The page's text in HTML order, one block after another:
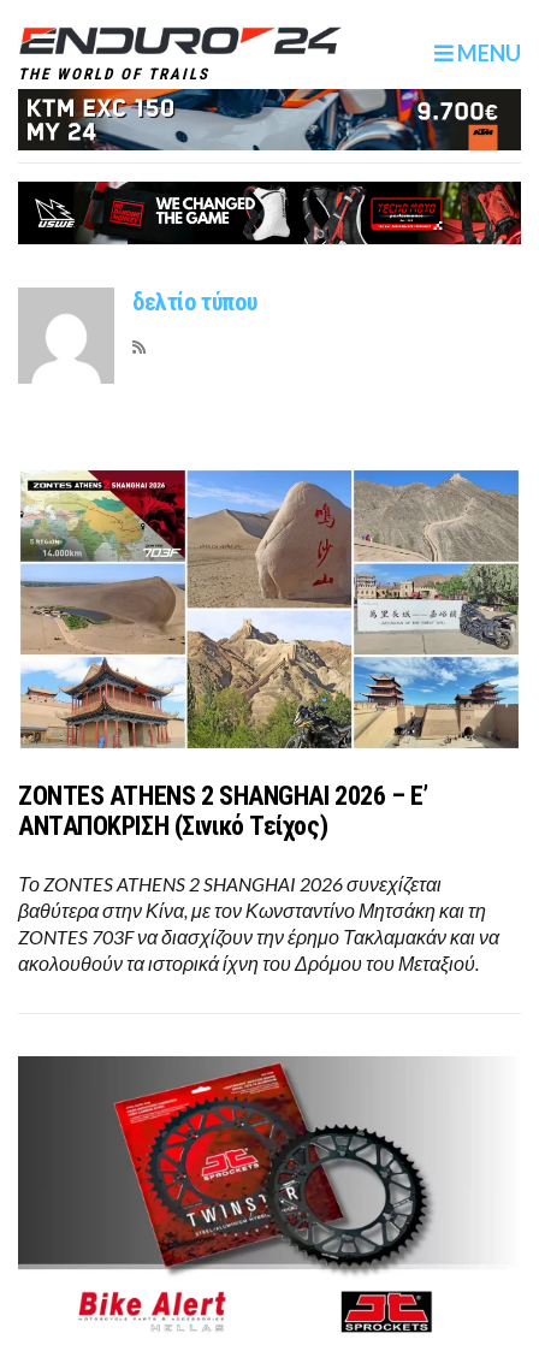
THE WORLD OF TRAILS
MENU
δελτίο τύπου
ZONTES ATHENS 2 SHANGHAI 2026 – Ε’
ΑΝΤΑΠΟΚΡΙΣΗ (Σινικό Τείχος)
Το ZONTES ATHENS 2 SHANGHAI 2026 συνεχίζεται
βαθύτερα στην Κίνα, με τον Κωνσταντίνο Μητσάκη και τη
ZONTES 703F να διασχίζουν την έρημο Τακλαμακάν και να
ακολουθούν τα ιστορικά ίχνη του Δρόμου του Μεταξιού.